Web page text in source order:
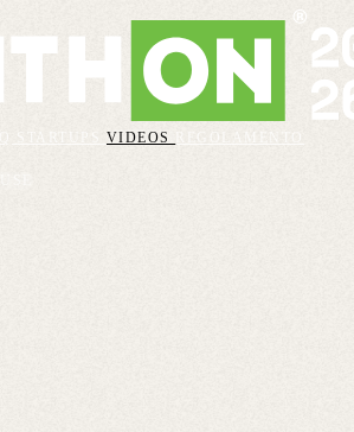
VIDEOS
REGOLAMENTO